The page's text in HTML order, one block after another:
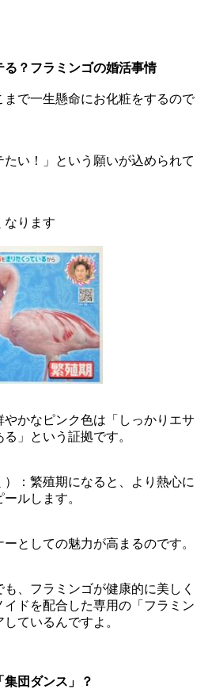
る？フラミンゴの婚活事情
で一生懸命にお化粧をするので
い！」という願いが込められて
なります
かなピンク色は「しっかりエサ
」という証拠です。
：繁殖期になると、より熱心に
ルします。
としての魅力が高まるのです。
、フラミンゴが健康的に美しく
ドを配合した専用の「フラミン
ているんですよ。
団ダンス」？